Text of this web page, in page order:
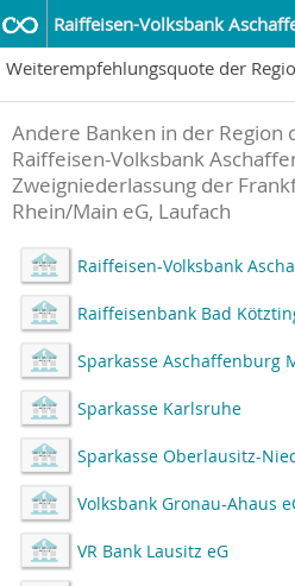
Raiffeisen-Volksbank
Weiterempfehlungsquote der
Andere Banken in der Region
Raiffeisen-Volksbank
Zweigniederlassung der
Rhein/Main eG, Laufach
Raiffeisen-Volksbank
Raiffeisenbank Bad
Sparkasse Aschaffenburg
Sparkasse Karlsruhe
Sparkasse Oberlausitz-
Volksbank Gronau-Ahaus
VR Bank Lausitz eG